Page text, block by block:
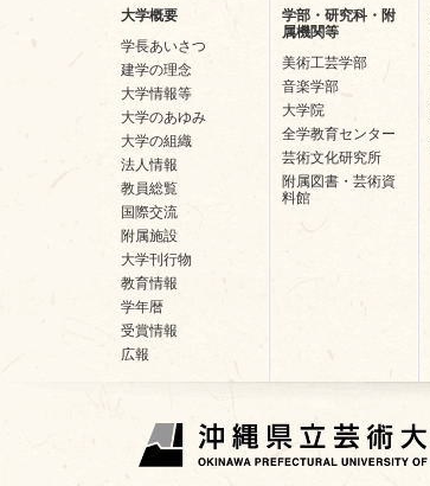
大学概要
学長あいさつ
建学の理念
大学情報等
大学のあゆみ
大学の組織
法人情報
教員総覧
国際交流
附属施設
大学刊行物
教育情報
学年暦
受賞情報
広報
学部・研究科・附
属機関等
美術工芸学部
音楽学部
大学院
全学教育センター
芸術文化研究所
附属図書・芸術資
料館